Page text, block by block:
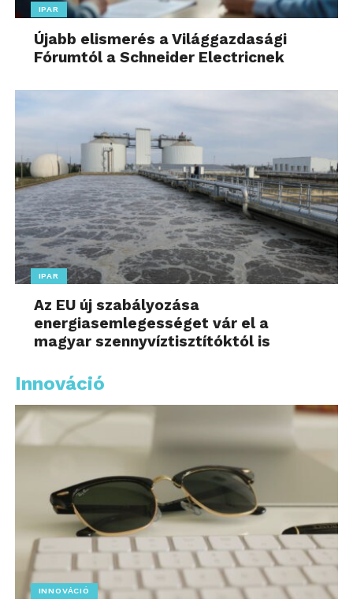
IPAR
Újabb elismerés a Világgazdasági
Fórumtól a Schneider Electricnek
IPAR
Az EU új szabályozása
energiasemlegességet vár el a
magyar szennyvíztisztítóktól is
Innováció
INNOVÁCIÓ